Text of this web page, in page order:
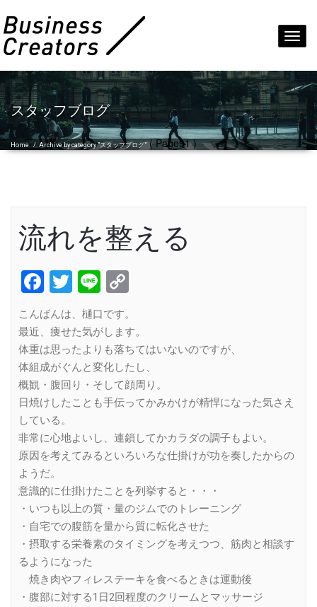
スタッフブログ
Home /Archive by category "スタッフブログ"( Page91 )
流れを整える
Facebook
Twitter
Line
こんばんは、樋口です。
最近、痩せた気がします。
体重は思ったよりも落ちてはいないのですが、
体組成がぐんと変化したし、
概観・腹回り・そして顔周り。
日焼けしたことも手伝ってかみかけが精悍になった気さえ
している。
非常に心地よいし、連鎖してかカラダの調子もよい。
原因を考えてみるといろいろな仕掛けが功を奏したからの
ようだ。
意識的に仕掛けたことを列挙すると・・・
・いつも以上の質・量のジムでのトレーニング
・自宅での腹筋を量から質に転化させた
・摂取する栄養素のタイミングを考えつつ、筋肉と相談す
るようになった
焼き肉やフィレステーキを食べるときは運動後
・腹部に対する1日2回程度のクリームとマッサージ